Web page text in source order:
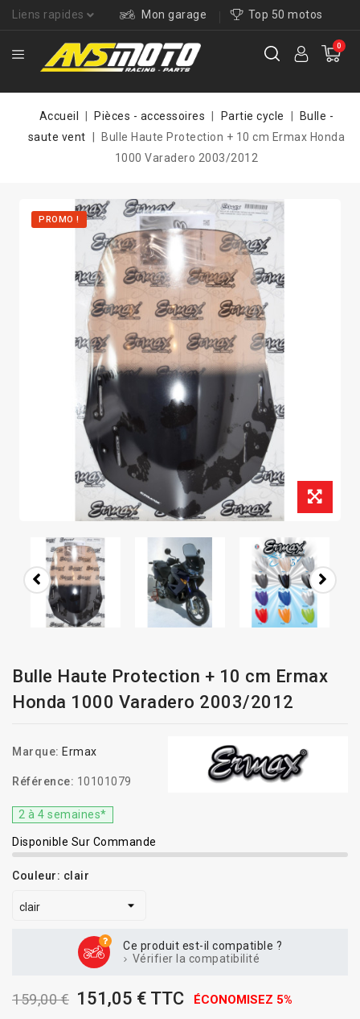
Liens rapides Mon garage Top 50 motos
0
Accueil Pièces - accessoires Partie cycle
Bulle -
saute vent
Bulle Haute Protection + 10 cm Ermax Honda
1000 Varadero 2003/2012
PROMO !
Bulle Haute Protection + 10 cm Ermax
Honda 1000 Varadero 2003/2012
Marque: Ermax
Référence: 10101079
2 à 4 semaines*
Disponible Sur Commande
Couleur: clair
Ce produit est-il compatible ?
Vérifier la compatibilité
159,00 € 151,05 € TTC ÉCONOMISEZ 5%